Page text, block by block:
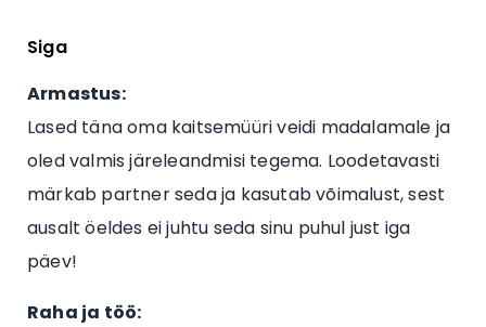
Siga
Armastus:
Lased täna oma kaitsemüüri veidi madalamale ja
oled valmis järeleandmisi tegema. Loodetavasti
märkab partner seda ja kasutab võimalust, sest
ausalt öeldes ei juhtu seda sinu puhul just iga
päev!
Raha ja töö: